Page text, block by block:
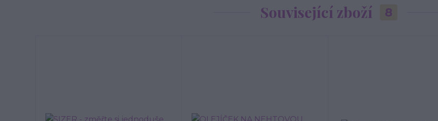
Související zboží 8